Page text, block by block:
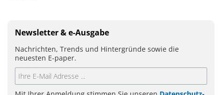
Newsletter & e-Ausgabe
Nachrichten, Trends und Hintergründe sowie die
neuesten E-paper.